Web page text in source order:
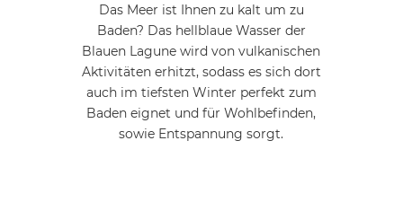
Das Meer ist Ihnen zu kalt um zu
Baden? Das hellblaue Wasser der
Blauen Lagune wird von vulkanischen
Aktivitäten erhitzt, sodass es sich dort
auch im tiefsten Winter perfekt zum
Baden eignet und für Wohlbefinden,
sowie Entspannung sorgt.